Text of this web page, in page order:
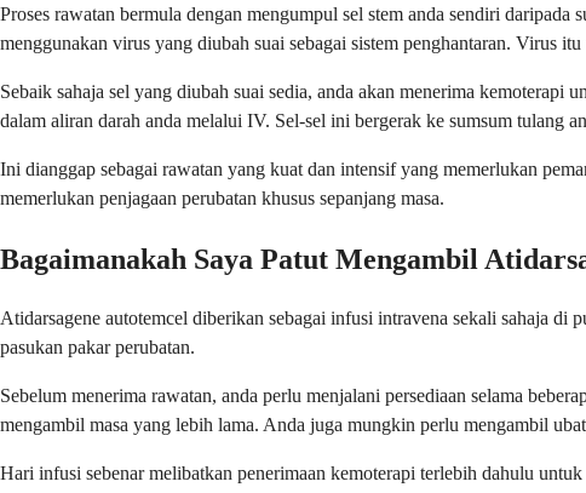
Proses rawatan bermula dengan mengumpul sel stem anda sendiri
menggunakan virus yang diubah suai sebagai sistem penghantaran. Virus
Sebaik sahaja sel yang diubah suai sedia, anda akan menerima
dalam aliran darah anda melalui IV. Sel-sel ini bergerak ke sumsum tulang
Ini dianggap sebagai rawatan yang kuat dan intensif yang memerlukan
memerlukan penjagaan perubatan khusus sepanjang masa.
Bagaimanakah Saya Patut Mengambil
Atidarsagene autotemcel diberikan sebagai infusi intravena sekali sahaja di
pasukan pakar perubatan.
Sebelum menerima rawatan, anda perlu menjalani persediaan selama
mengambil masa yang lebih lama. Anda juga mungkin perlu mengambil
Hari infusi sebenar melibatkan penerimaan kemoterapi terlebih dahulu